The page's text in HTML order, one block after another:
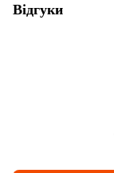
Відгуки